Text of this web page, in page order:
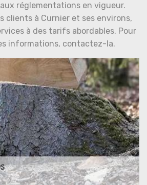
réglementations en vigueur.
clients à Curnier et ses environs,
à des tarifs abordables. Pour
informations, contactez-la.